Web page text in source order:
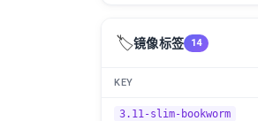
🏷️镜像标签 14
KEY
3.11-slim-bookworm